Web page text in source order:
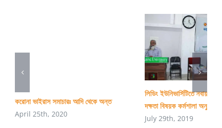
করোনা ভাইরাস সমাচারঃ আদি থেকে অন্ত
April 25th, 2020
লিডিং ইউনিভার্সিটিতে
দক্ষতা বিষয়ক কর্মশালা অনুষ্ঠিত
July 29th, 2019